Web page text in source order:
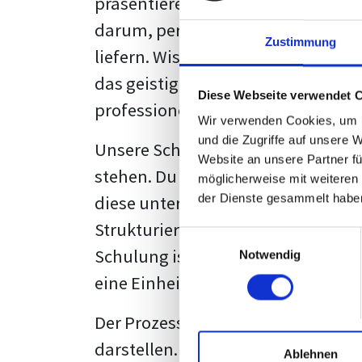
Zustimmung
Diese Webseite verwendet
Wir verwenden Cookies,
und die Zugriffe auf unsere
Website an unsere Partner
möglicherweise mit
der Dienste gesammelt
Notwendig
Ablehnen
darum, persönliche Meinungen
liefern. Wissenschaftliche Texte,
das geistige Eigentum des
professionell zu kommunizieren.
Unsere Schulung wurde mit Blick
stehen. Du wirst nicht nur
diese unter Zuhilfenahme von
Strukturierung ist ebenso
Schulung ist so konzipiert, dass
eine Einheitslösung zu bieten.
Der Prozess des
darstellen. Jedoch, ausgestattet